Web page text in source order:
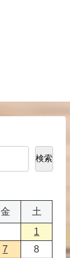
検索
金
土
1
7
8